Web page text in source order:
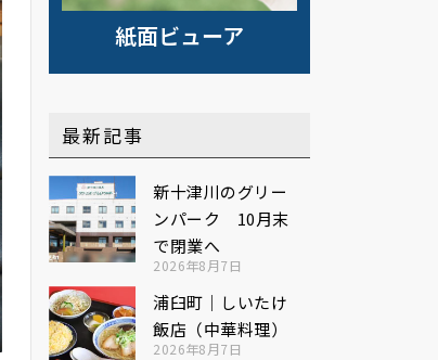
紙面ビューア
最新記事
新十津川のグリー
ンパーク 10月末
で閉業へ
2026年8月7日
浦臼町｜しいたけ
飯店（中華料理）
2026年8月7日